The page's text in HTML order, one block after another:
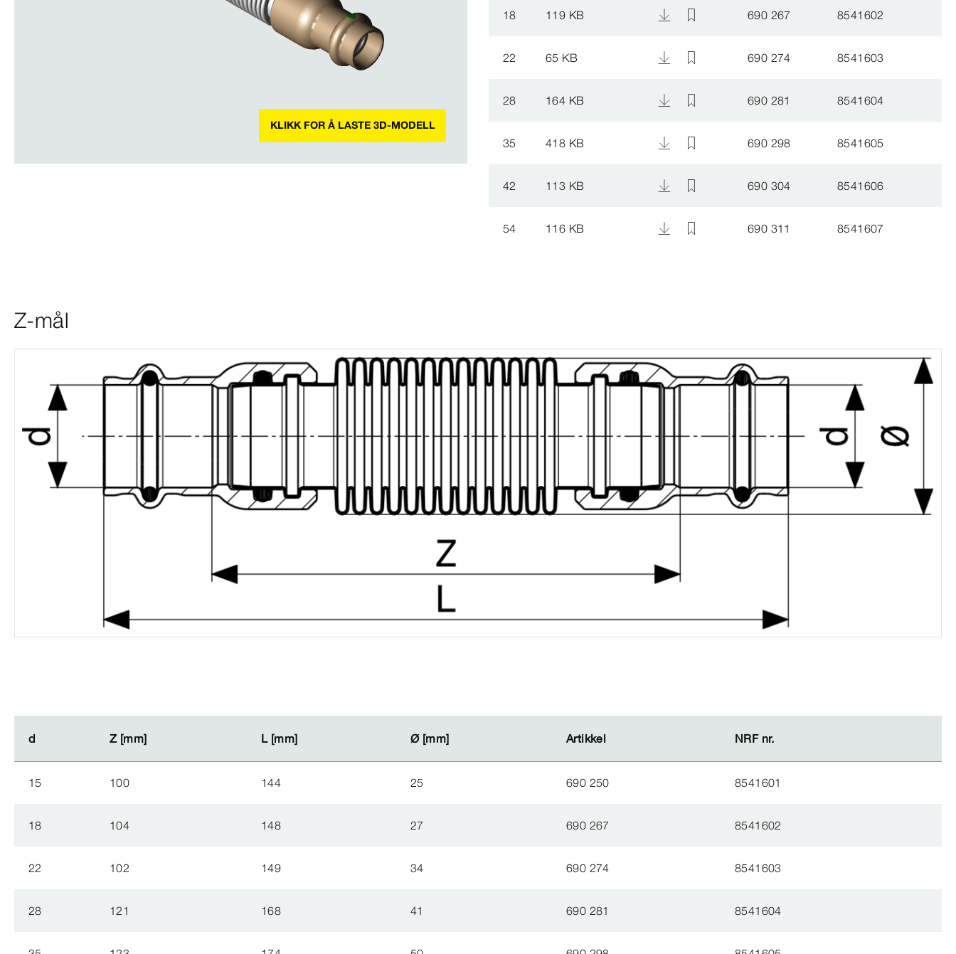
KLIKK FOR Å LASTE 3D-MODELL
18 119 KB 690 267 8541602
22 65 KB 690 274 8541603
28 164 KB 690 281 8541604
35 418 KB 690 298 8541605
42 113 KB 690 304 8541606
54 116 KB 690 311 8541607
Z-mål
d Z [mm] L [mm] Ø [mm] Artikkel NRF nr.
d Z [mm] L [mm] Ø [mm] Artikkel NRF nr.
15 100 144 25 690 250 8541601
18 104 148 27 690 267 8541602
22 102 149 34 690 274 8541603
28 121 168 41 690 281 8541604